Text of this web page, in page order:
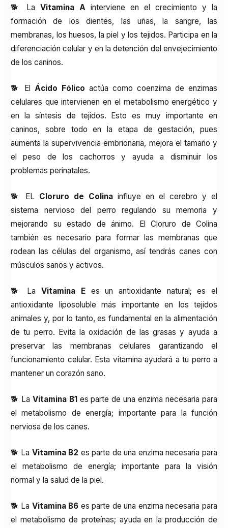
🐕 La Vitamina A interviene en el crecimiento y la
formación de los dientes, las uñas, la sangre, las
membranas, los huesos, la piel y los tejidos. Participa en la
diferenciación celular y en la detención del envejecimiento
de los caninos.
🐕 El Ácido Fólico actúa como coenzima de enzimas
celulares que intervienen en el metabolismo energético y
en la síntesis de tejidos. Esto es muy importante en
caninos, sobre todo en la etapa de gestación, pues
aumenta la supervivencia embrionaria, mejora el tamaño y
el peso de los cachorros y ayuda a disminuir los
problemas perinatales.
🐕 EL Cloruro de Colina influye en el cerebro y el
sistema nervioso del perro regulando su memoria y
mejorando su estado de ánimo. El Cloruro de Colina
también es necesario para formar las membranas que
rodean las células del organismo, así tendrás canes con
músculos sanos y activos.
🐕 LaVitamina Ees un antioxidante natural; es el
antioxidante liposoluble más importante en los tejidos
animales y, por lo tanto, es fundamental en la alimentación
de tu perro. Evita la oxidación de las grasas y ayuda a
preservar las membranas celulares garantizando el
funcionamiento celular. Esta vitamina ayudará a tu perro a
mantener un corazón sano.
🐕 La Vitamina B1 es parte de una enzima necesaria para
el metabolismo de energía; importante para la función
nerviosa de los canes.
🐕 La Vitamina B2 es parte de una enzima necesaria para
el metabolismo de energía; importante para la visión
normal y la salud de la piel.
🐕 La Vitamina B6 es parte de una enzima necesaria para
el metabolismo de proteínas; ayuda en la producción de